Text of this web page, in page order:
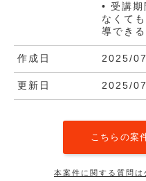
• 受講
なくて
導でき
作成日 2025/
更新日 2025/
こちらの案
本案件に関する質問